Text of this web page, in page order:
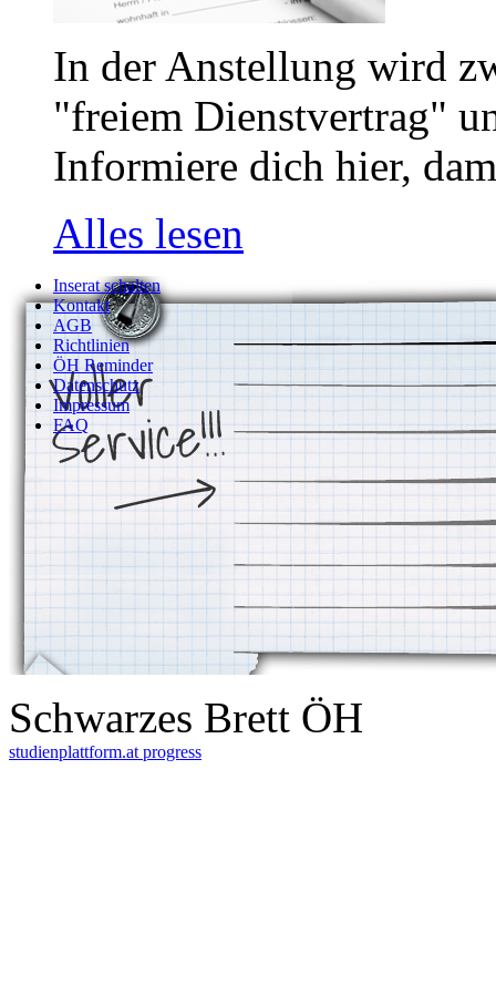
In der Anstellung wird
"freiem Dienstvertrag"
Informiere dich hier,
Alles lesen
Inserat schalten
Kontakt
AGB
Richtlinien
ÖH Reminder
Datenschutz
Impressum
FAQ
Schwarzes Brett ÖH
studienplattform.at progress